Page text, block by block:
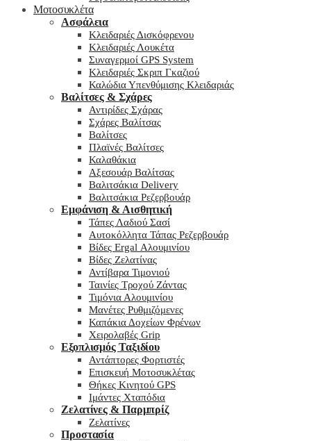
Μοτοσυκλέτα
Ασφάλεια
Κλειδαριές Δισκόφρενου
Κλειδαριές Λουκέτα
Συναγερμοί GPS System
Κλειδαριές Σκριπ Γκαζιού
Καλώδια Υπενθύμισης Κλειδαριάς
Βαλίτσες & Σχάρες
Αντιρίδες Σχάρας
Σχάρες Βαλίτσας
Βαλίτσες
Πλαϊνές Βαλίτσες
Καλαθάκια
Αξεσουάρ Βαλίτσας
Βαλιτσάκια Delivery
Βαλιτσάκια Ρεζερβουάρ
Εμφάνιση & Αισθητική
Τάπες Λαδιού Σασί
Αυτοκόλλητα Τάπας Ρεζερβουάρ
Βίδες Ergal Αλουμινίου
Βίδες Ζελατίνας
Αντίβαρα Τιμονιού
Ταινίες Τροχού Ζάντας
Τιμόνια Αλουμινίου
Μανέτες Ρυθμιζόμενες
Καπάκια Δοχείων Φρένων
Χειρολαβές Grip
Εξοπλισμός Ταξιδίου
Αντάπτορες Φορτιστές
Επισκευή Μοτοσυκλέτας
Θήκες Κινητού GPS
Ιμάντες Χταπόδια
Ζελατίνες & Παρμπρίζ
Ζελατίνες
Προστασία